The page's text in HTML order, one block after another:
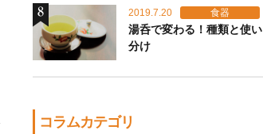
2019.7.20 食器
湯呑で変わる！種類と使い
分け
コラムカテゴリ